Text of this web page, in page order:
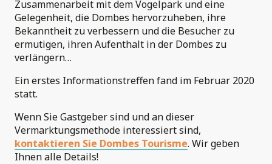
Zusammenarbeit mit dem Vogelpark und eine
Gelegenheit, die Dombes hervorzuheben, ihre
Bekanntheit zu verbessern und die Besucher zu
ermutigen, ihren Aufenthalt in der Dombes zu
verlängern…
Ein erstes Informationstreffen fand im Februar 2020
statt.
Wenn Sie Gastgeber sind und an dieser
Vermarktungsmethode interessiert sind,
kontaktieren Sie Dombes Tourisme. Wir geben
Ihnen alle Details!